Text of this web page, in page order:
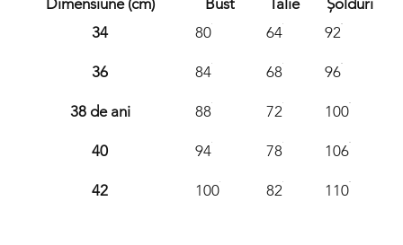
34
80 64 92
36 84 68 96
38 de ani 88 72 100
40 94 78 106
42 100 82 110